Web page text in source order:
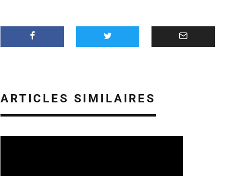
ARTICLES SIMILAIRES